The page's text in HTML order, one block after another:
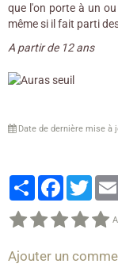
que l'on porte à un
même si il fait parti
A partir de 12 ans
Date de dernière mise à
PartagerFacebook
Ajouter un